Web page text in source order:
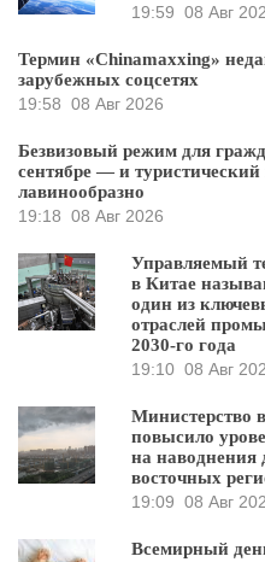
19:59 08 Авг
Термин «Chinamaxxing»
зарубежных соцсетях
19:58 08 Авг 2026
Безвизовый режим для
сентябре — и
лавинообразно
19:18 08 Авг 2026
Управляемый
в Китае
один из
отраслей
2030-го года
19:10 08 Авг
Министерство
повысило
на наводнения
восточных
19:09 08 Авг
Всемирный